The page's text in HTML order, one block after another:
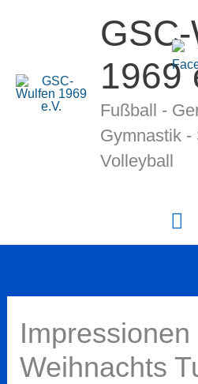
1969
Fußball -
Gymnastik -
Volleyball
Impressionen
Weihnachts